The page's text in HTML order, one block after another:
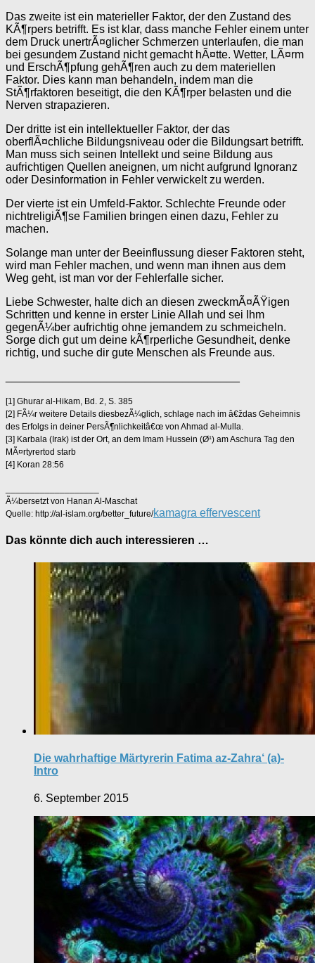
Das zweite ist ein materieller Faktor, der den Zustand des
KÃ¶rpers betrifft. Es ist klar, dass manche Fehler einem unter
dem Druck unertrÃ¤glicher Schmerzen unterlaufen, die man
bei gesundem Zustand nicht gemacht hÃ¤tte. Wetter, LÃ¤rm
und ErschÃ¶pfung gehÃ¶ren auch zu dem materiellen
Faktor. Dies kann man behandeln, indem man die
StÃ¶rfaktoren beseitigt, die den KÃ¶rper belasten und die
Nerven strapazieren.
Der dritte ist ein intellektueller Faktor, der das
oberflÃ¤chliche Bildungsniveau oder die Bildungsart betrifft.
Man muss sich seinen Intellekt und seine Bildung aus
aufrichtigen Quellen aneignen, um nicht aufgrund Ignoranz
oder Desinformation in Fehler verwickelt zu werden.
Der vierte ist ein Umfeld-Faktor. Schlechte Freunde oder
nichtreligiÃ¶se Familien bringen einen dazu, Fehler zu
machen.
Solange man unter der Beeinflussung dieser Faktoren steht,
wird man Fehler machen, und wenn man ihnen aus dem
Weg geht, ist man vor der Fehlerfalle sicher.
Liebe Schwester, halte dich an diesen zweckmÃ¤ÃŸigen
Schritten und kenne in erster Linie Allah und sei Ihm
gegenÃ¼ber aufrichtig ohne jemandem zu schmeicheln.
Sorge dich gut um deine kÃ¶rperliche Gesundheit, denke
richtig, und suche dir gute Menschen als Freunde aus.
[1] Ghurar al-Hikam, Bd. 2, S. 385
[2] FÃ¼r weitere Details diesbezÃ¼glich, schlage nach im â€ždas Geheimnis
des Erfolgs in deiner PersÃ¶nlichkeitâ€œ von Ahmad al-Mulla.
[3] Karbala (Irak) ist der Ort, an dem Imam Hussein (Ø¹) am Aschura Tag den
MÃ¤rtyrertod starb
[4] Koran 28:56
Ã¼bersetzt von Hanan Al-Maschat
Quelle: http://al-islam.org/better_future/kamagra effervescent
Das könnte dich auch interessieren …
Die wahrhaftige Märtyrerin Fatima az-Zahra‘ (a)-
Intro
6. September 2015